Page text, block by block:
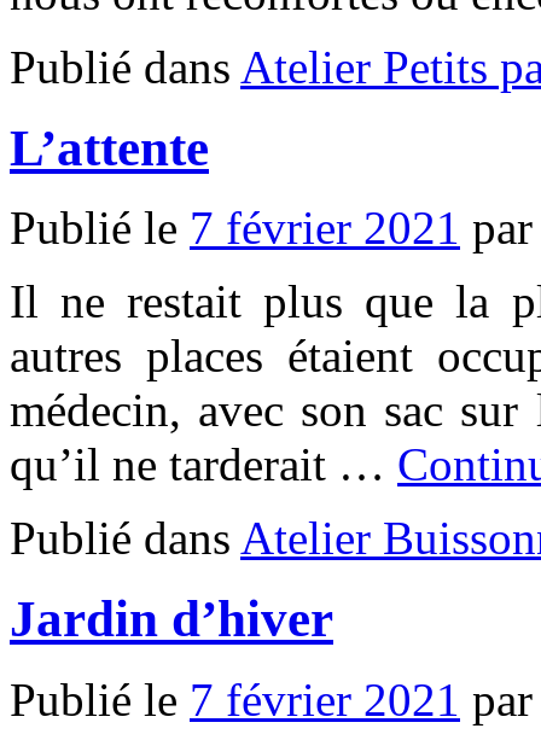
Publié dans Atelier Petits
L’attente
Publié le 7 février 2021 par
Il ne restait plus que la
autres places étaient
médecin, avec son sac
qu’il ne tarderait …
Publié dans Atelier
Jardin d’hiver
Publié le 7 février 2021 par